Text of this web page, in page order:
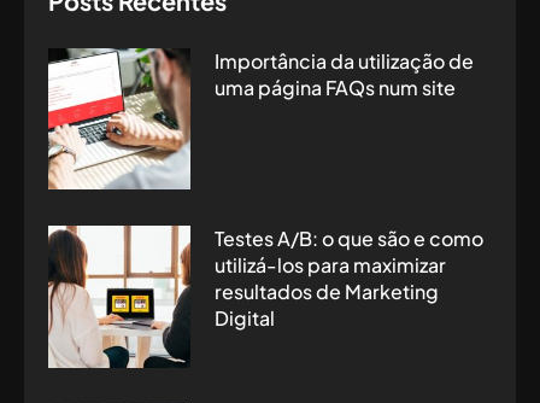
Importância da utilização de
uma página FAQs num site
Testes A/B: o que são e como
utilizá-los para maximizar
resultados de Marketing
Digital